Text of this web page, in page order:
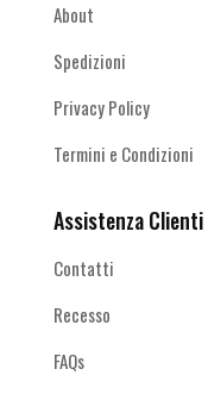
About
Spedizioni
Privacy Policy
Termini e Condizioni
Assistenza Clienti
Contatti
Recesso
FAQs